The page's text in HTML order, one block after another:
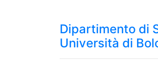
Dipartimento di
Università di